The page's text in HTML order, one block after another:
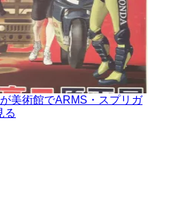
美術館でARMS・スプリガ
る